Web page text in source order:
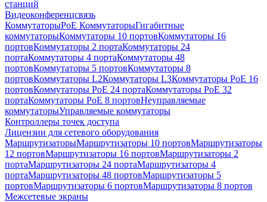
станций
Видеоконференцсвязь
КоммутаторыPoE КоммутаторыГигабитные
коммутаторыКоммутаторы 10 портовКоммутаторы 16
портовКоммутаторы 2 портаКоммутаторы 24
портаКоммутаторы 4 портаКоммутаторы 48
портовКоммутаторы 5 портовКоммутаторы 8
портовКоммутаторы L2Коммутаторы L3Коммутаторы PoE 16
портовКоммутаторы PoE 24 портаКоммутаторы PoE 32
портаКоммутаторы PoE 8 портовНеуправляемые
коммутаторыУправляемые коммутаторы
Контроллеры точек доступа
Лицензии для сетевого оборудования
МаршрутизаторыМаршрутизаторы 10 портовМаршрутизаторы
12 портовМаршрутизаторы 16 портовМаршрутизаторы 2
портаМаршрутизаторы 24 портаМаршрутизаторы 4
портаМаршрутизаторы 48 портовМаршрутизаторы 5
портовМаршрутизаторы 6 портовМаршрутизаторы 8 портов
Межсетевые экраны